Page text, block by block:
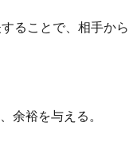
ることで、相手か
余裕を与える。